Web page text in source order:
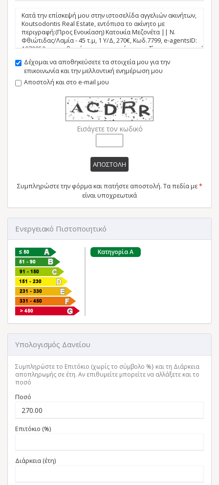
Δέχομαι να αποθηκεύσετε τα στοιχεία μου για την
επικοινωνία και την μελλοντική ενημέρωση μου
Αποστολή και στο e-mail μου
Εισάγετε τον κωδικό
ΑΠΟΣΤΟΛΗ
Συμπληρώστε την φόρμα και πατήστε αποστολή. Τα πεδία με*
είναι υποχρεωτικά
Ενεργειακό Πιστοποιητικό
Κατηγορία A
Υπολογισμός Δανείου
Συμπληρώστε το Επιτόκιο (χωρίς το σύμβολο %} και τη Διάρκεια
αποπληρωμής σε έτη. Αν επιθυμείτε μπορείτε να αλλάξετε και το
ποσό
Ποσό
Επιτόκιο (%)
Διάρκεια (έτη)